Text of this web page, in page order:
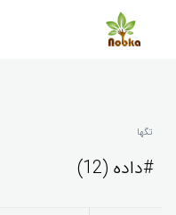
تگها
#داده (12)